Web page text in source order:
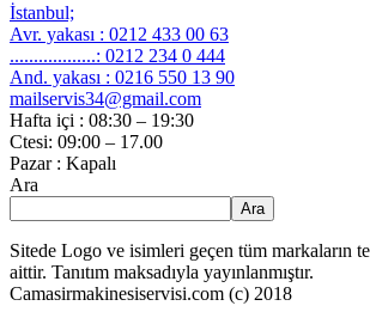
İstanbul;
Avr. yakası : 0212 433 00 63
..................: 0212 234 0 444
And. yakası : 0216 550 13 90
mailservis34@gmail.com
Hafta içi : 08:30 – 19:30
Ctesi: 09:00 – 17.00
Pazar : Kapalı
Ara
Ara
Sitede Logo ve isimleri geçen tüm markaların
aittir. Tanıtım maksadıyla yayınlanmıştır.
Camasirmakinesiservisi.com (c) 2018